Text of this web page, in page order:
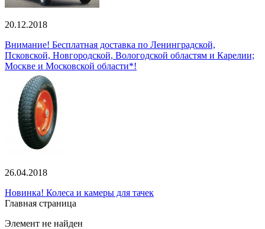
20.12.2018
Внимание! Бесплатная доставка по Ленинградской,
Псковской, Новгородской, Вологодской областям и Карелии;
Москве и Московской области*!
26.04.2018
Новинка! Колеса и камеры для тачек
Главная страница
Элемент не найден